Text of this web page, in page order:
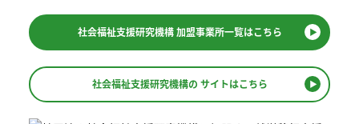
社会福祉支援研究機構加盟事業所一覧はこちら
社会福祉支援研究機構の サイトはこちら